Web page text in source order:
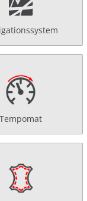
Tempomat